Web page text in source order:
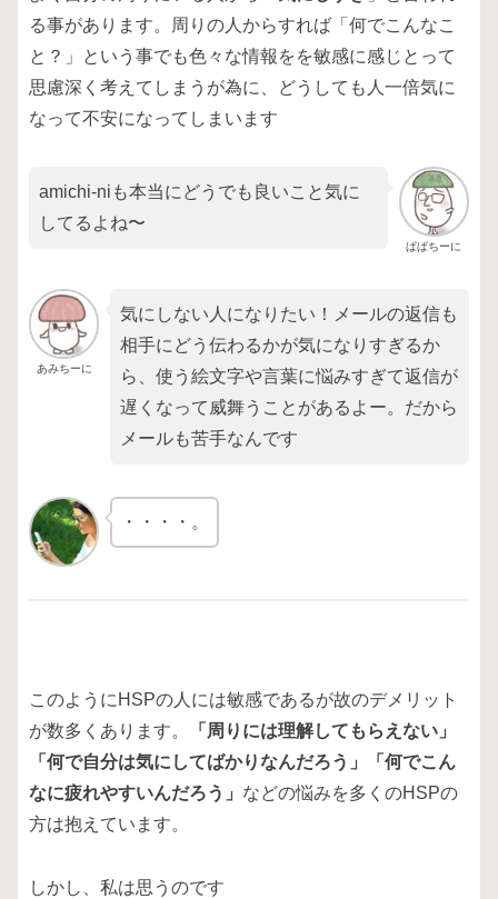
る事があります。周りの人からすれば「何でこんなこ
と？」という事でも色々な情報をを敏感に感じとって
思慮深く考えてしまうが為に、どうしても人一倍気に
なって不安になってしまいます
ぱぱちーに
amichi-niも本当にどうでも良いこと気に
してるよね〜
あみちーに
気にしない人になりたい！メールの返信も
相手にどう伝わるかが気になりすぎるか
ら、使う絵文字や言葉に悩みすぎて返信が
遅くなって威舞うことがあるよー。だから
メールも苦手なんです
・・・・。
このようにHSPの人には敏感であるが故のデメリット
が数多くあります。
「周りには理解してもらえない」
「何で自分は気にしてばかりなんだろう」「何でこん
なに疲れやすいんだろう」 などの悩みを多くのHSPの
方は抱えています。
しかし、私は思うのです